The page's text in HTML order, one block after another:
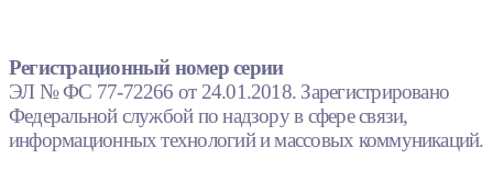
Регистрационный номер серии
ЭЛ № ФС 77-72266 от 24.01.2018. Зарегистрировано
Федеральной службой по надзору в сфере связи,
информационных технологий и массовых коммуникаций.